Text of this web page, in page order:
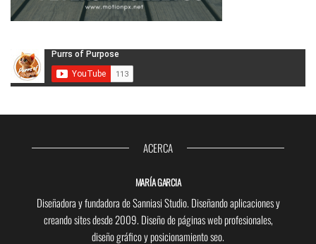
ACERCA
MARÍA GARCIA
Diseñadora y fundadora de Sanniasi Studio. Diseñando aplicaciones y
creando sites desde 2009. Diseño de páginas web profesionales,
diseño gráfico y posicionamiento seo.